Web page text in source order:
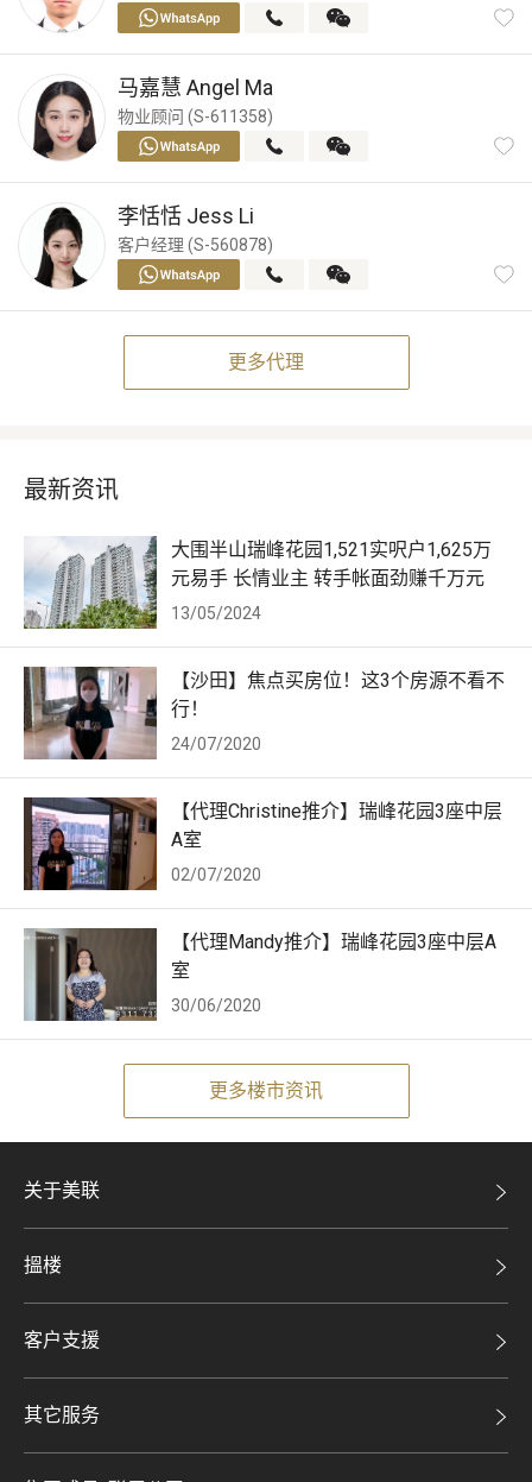
马嘉慧 Angel Ma
物业顾问 (S-611358)
李恬恬 Jess Li
客户经理 (S-560878)
更多代理
最新资讯
更多楼市资讯
大围半山瑞峰花园1,521实呎户1,625万
元易手 长情业主 转手帐面劲赚千万元
13/05/2024
【沙田】焦点买房位！这3个房源不看不
行！
24/07/2020
【代理Christine推介】瑞峰花园3座中层
A室
02/07/2020
【代理Mandy推介】瑞峰花园3座中层A
室
30/06/2020
关于美联
美联集团
集团动态
人才招募
网站地图
搵楼
二手盘
买卖流程
客户支援
自助放盘
其它服务
豪宅资讯